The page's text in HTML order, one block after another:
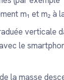
m₁ et m₂ à
verticale
le
la masse